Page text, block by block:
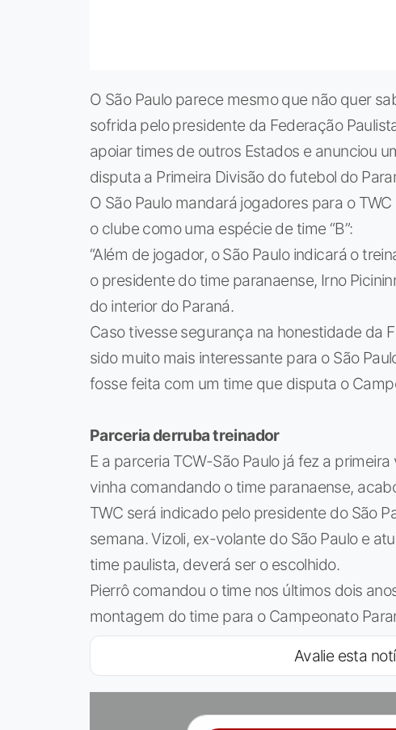
O São Paulo parece mesmo que não quer
sofrida pelo presidente da Federação
apoiar times de outros Estados e anunciou
disputa a Primeira Divisão do futebol do
O São Paulo mandará jogadores para o
o clube como uma espécie de time “B”:
“Além de jogador, o São Paulo indicará o
o presidente do time paranaense, Irno
do interior do Paraná.
Caso tivesse segurança na honestidade da
sido muito mais interessante para o São
fosse feita com um time que disputa o
Parceria derruba treinador
E a parceria TCW-São Paulo já fez a
vinha comandando o time paranaense,
TWC será indicado pelo presidente do São
semana. Vizoli, ex-volante do São Paulo e
time paulista, deverá ser o escolhido.
Pierrô comandou o time nos últimos dois
montagem do time para o Campeonato
Avalie esta